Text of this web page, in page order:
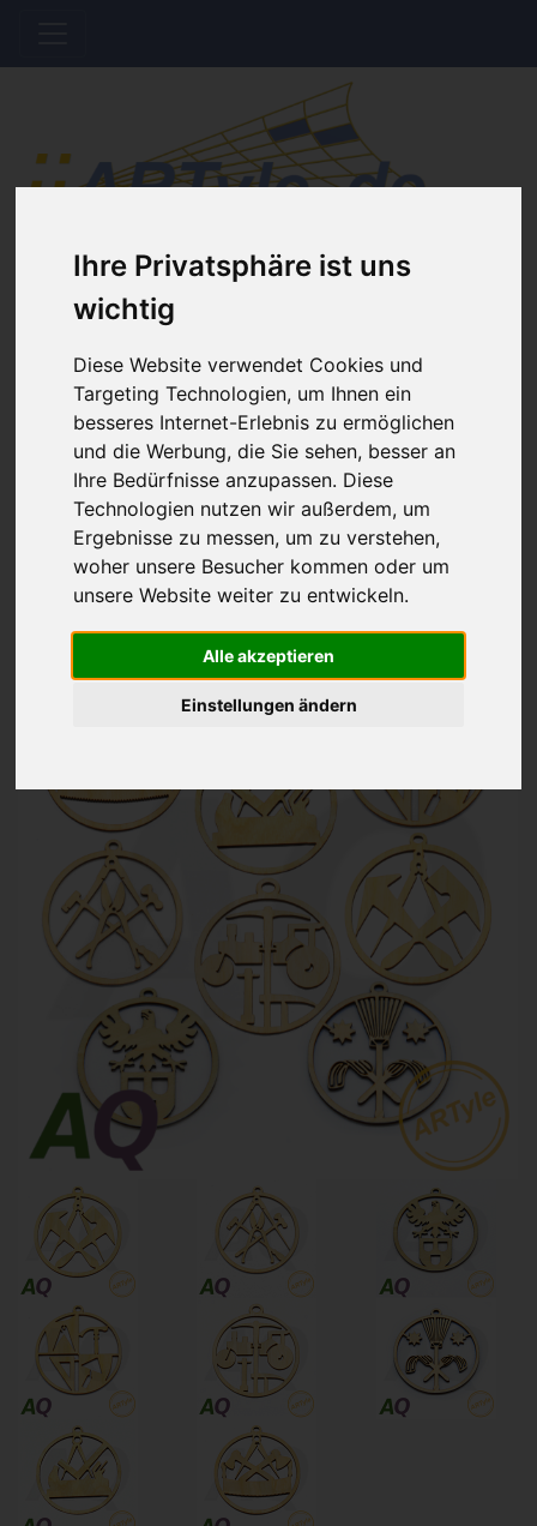
Ihre Privatsphäre ist uns
wichtig
Diese Website verwendet Cookies und
Targeting Technologien, um Ihnen ein
besseres Internet-Erlebnis zu ermöglichen
und die Werbung, die Sie sehen, besser an
Ihre Bedürfnisse anzupassen. Diese
Technologien nutzen wir außerdem, um
Ergebnisse zu messen, um zu verstehen,
woher unsere Besucher kommen oder um
unsere Website weiter zu entwickeln.
Alle akzeptieren
Einstellungen ändern
Hinweis Offline
Der Shop wird aktuell gewartet. Es werden
keine Bestellungen bis auf Weiteres bearbeitet.
Home
Katalog
Basteln, Dekorieren, Schenken
Zunftzeichen
Zunftzeichen
Holz natur8 cm
ab 6,69€